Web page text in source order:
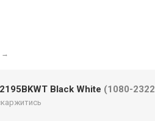
→
Black White (1080-